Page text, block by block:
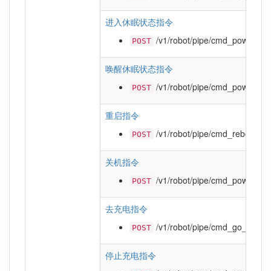
进入休眠状态指令
POST /v1/robot/pipe/
唤醒休眠状态指令
POST /v1/robot/pipe/
重启指令
POST /v1/robot/pipe/cmd_reboot
关机指令
POST /v1/robot/pipe/cmd_poweroff
去充电指令
POST /v1/robot/pipe/
停止充电指令